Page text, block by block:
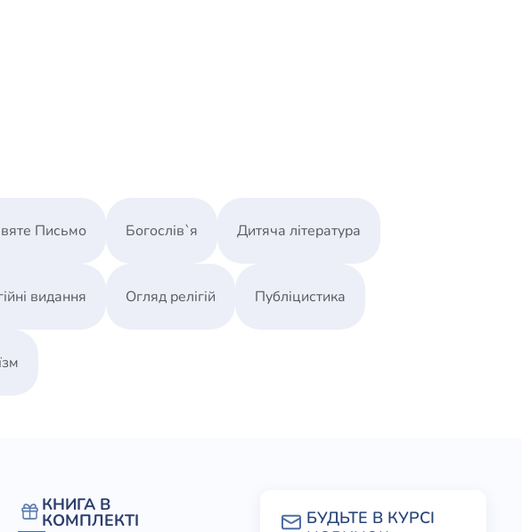
Письмо Богослів`я Дитяча література
видання Огляд релігій Публіцистика
КНИГА В
КОМПЛЕКТІ